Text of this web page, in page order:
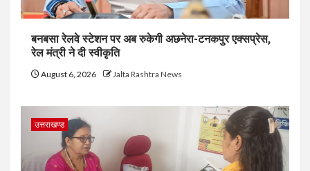
बनबसा रेलवे स्टेशन पर अब रुकेगी अछनेरा-टनकपुर एक्सप्रेस,
रेल मंत्री ने दी स्वीकृति
August 6, 2026 Jalta Rashtra News
उत्तराखण्ड